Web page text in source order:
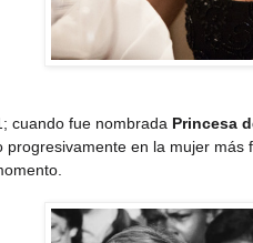
cuando fue nombrada Princesa
progresivamente en la mujer